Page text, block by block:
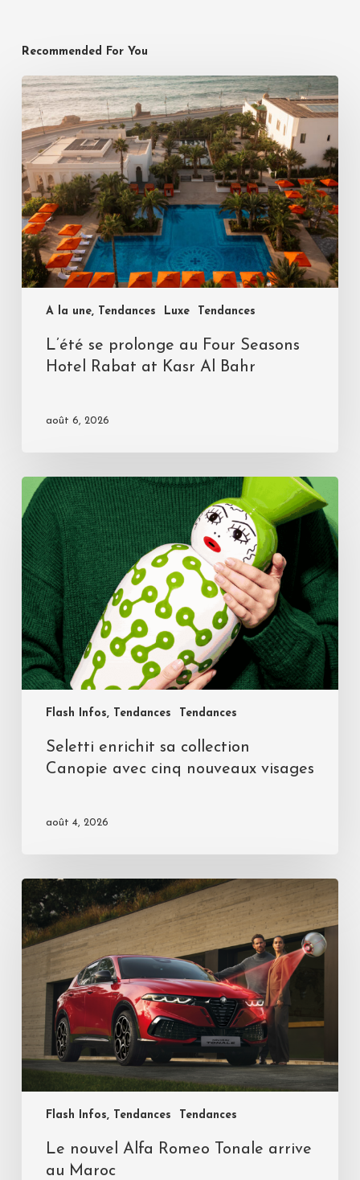
Recommended For You
A la une, Tendances Luxe Tendances
L’été se prolonge au Four Seasons
Hotel Rabat at Kasr Al Bahr
août 6, 2026
Flash Infos, Tendances Tendances
Seletti enrichit sa collection
Canopie avec cinq nouveaux visages
août 4, 2026
Flash Infos, Tendances Tendances
Le nouvel Alfa Romeo Tonale arrive
au Maroc